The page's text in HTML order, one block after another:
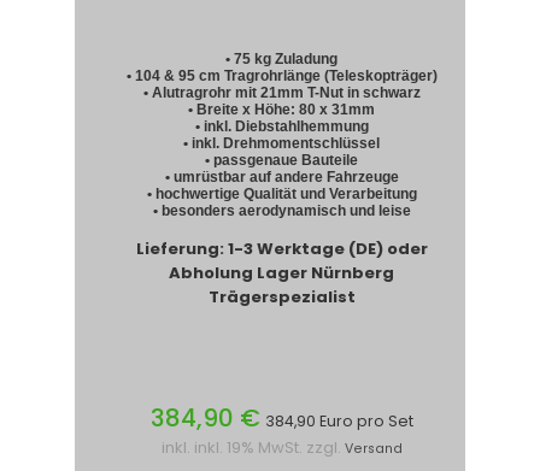
• 75 kg Zuladung
• 104 & 95 cm Tragrohrlänge (Teleskopträger)
• Alutragrohr mit 21mm T-Nut in schwarz
• Breite x Höhe: 80 x 31mm
• inkl. Diebstahlhemmung
• inkl. Drehmomentschlüssel
• passgenaue Bauteile
• umrüstbar auf andere Fahrzeuge
• hochwertige Qualität und Verarbeitung
• besonders aerodynamisch und leise
Lieferung: 1-3 Werktage (DE) oder
Abholung Lager Nürnberg
Trägerspezialist
384,90 € 384,90 Euro pro Set
inkl. inkl. 19% MwSt. zzgl. Versand